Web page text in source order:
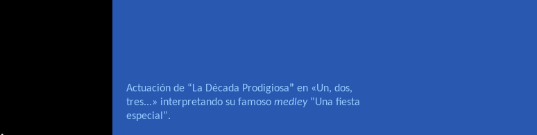
Actuación de “La Década Prodigiosa” en «Un, dos,
tres...» interpretando su famoso medley “Una fiesta
especial ”.